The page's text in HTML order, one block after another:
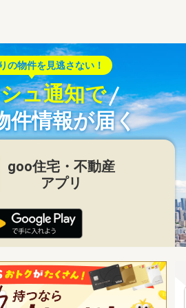
の物件を見逃さない！
ュ通知で
件情報が届く
goo住宅・不動産
アプリ